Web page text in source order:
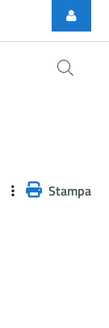
Stampa